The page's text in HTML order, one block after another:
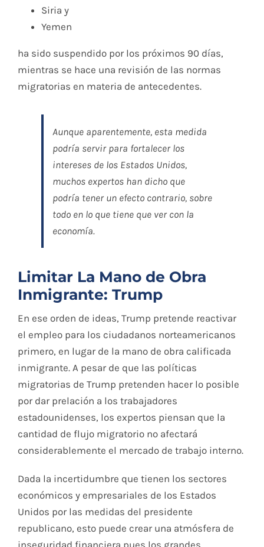
Siria y
Yemen
ha sido suspendido por los próximos 90 días,
mientras se hace una revisión de las normas
migratorias en materia de antecedentes.
Aunque aparentemente, esta medida
podría servir para fortalecer los
intereses de los Estados Unidos,
muchos expertos han dicho que
podría tener un efecto contrario, sobre
todo en lo que tiene que ver con la
economía.
Limitar La Mano de Obra
Inmigrante: Trump
En ese orden de ideas, Trump pretende reactivar
el empleo para los ciudadanos norteamericanos
primero, en lugar de la mano de obra calificada
inmigrante. A pesar de que las políticas
migratorias de Trump pretenden hacer lo posible
por dar prelación a los trabajadores
estadounidenses, los expertos piensan que la
cantidad de flujo migratorio no afectará
considerablemente el mercado de trabajo interno.
Dada la incertidumbre que tienen los sectores
económicos y empresariales de los Estados
Unidos por las medidas del presidente
republicano, esto puede crear una atmósfera de